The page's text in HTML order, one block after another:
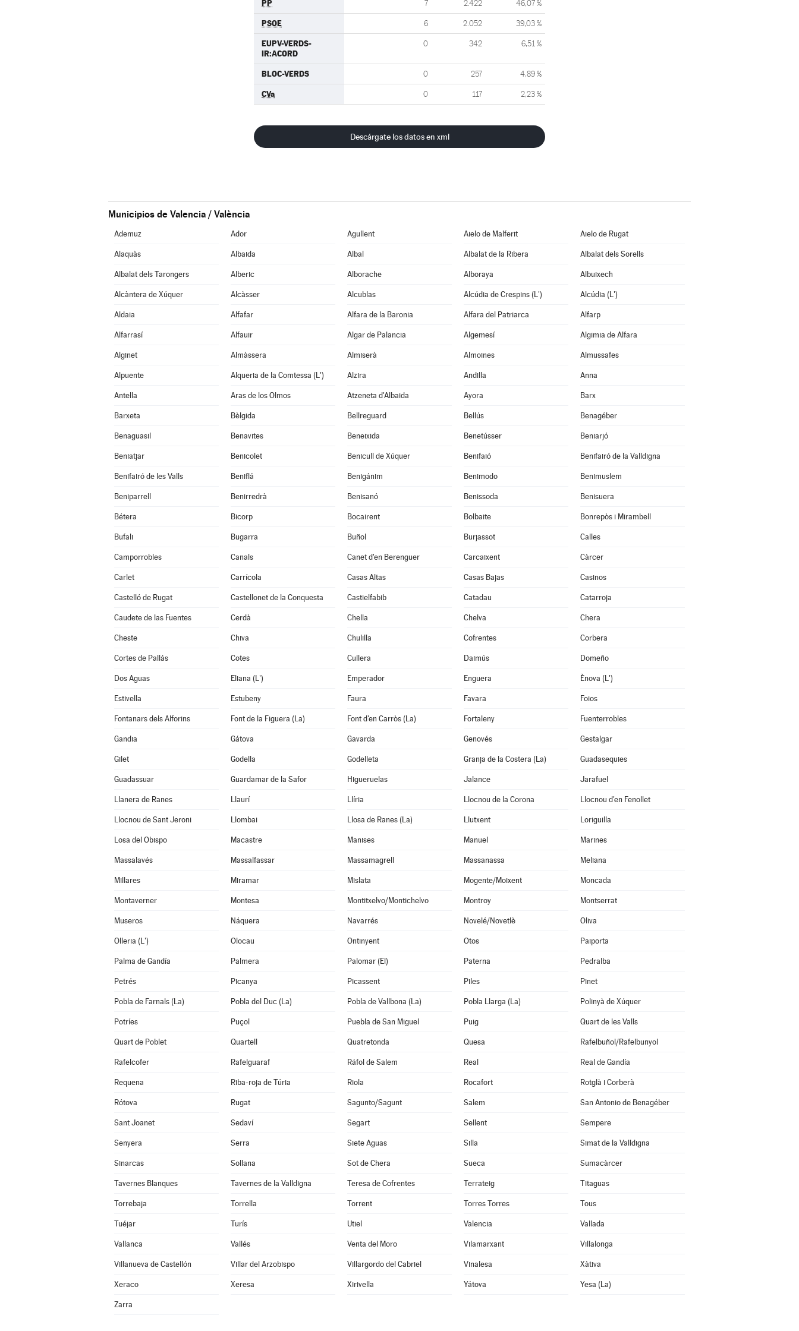
PP 7 2.422 46,07 %
PSOE 6 2.052 39,03 %
EUPV-VERDS-
IR:ACORD
0 342 6,51 %
BLOC-VERDS 0 257 4,89 %
CVa 0 117 2,23 %
Descárgate los datos en xml
Municipios de Valencia / València
Ademuz Ador Agullent Aielo de Malferit Aielo de Rugat
Alaquàs Albaida Albal Albalat de la Ribera Albalat dels Sorells
Albalat dels Tarongers Alberic Alborache Alboraya Albuixech
Alcàntera de Xúquer Alcàsser Alcublas Alcúdia de Crespins (L') Alcúdia (L')
Aldaia Alfafar Alfara de la Baronia Alfara del Patriarca Alfarp
Alfarrasí Alfauir Algar de Palancia Algemesí Algimia de Alfara
Alginet Almàssera Almiserà Almoines Almussafes
Alpuente Alqueria de la Comtessa (L') Alzira Andilla Anna
Antella Aras de los Olmos Atzeneta d'Albaida Ayora Barx
Barxeta Bèlgida Bellreguard Bellús Benagéber
Benaguasil Benavites Beneixida Benetússer Beniarjó
Beniatjar Benicolet Benicull de Xúquer Benifaió Benifairó de la Valldigna
Benifairó de les Valls Beniflá Benigánim Benimodo Benimuslem
Beniparrell Benirredrà Benisanó Benissoda Benisuera
Bétera Bicorp Bocairent Bolbaite Bonrepòs i Mirambell
Bufali Bugarra Buñol Burjassot Calles
Camporrobles Canals Canet d'en Berenguer Carcaixent Càrcer
Carlet Carrícola Casas Altas Casas Bajas Casinos
Castelló de Rugat Castellonet de la Conquesta Castielfabib Catadau Catarroja
Caudete de las Fuentes Cerdà Chella Chelva Chera
Cheste Chiva Chulilla Cofrentes Corbera
Cortes de Pallás Cotes Cullera Daimús Domeño
Dos Aguas Eliana (L') Emperador Enguera Ènova (L')
Estivella Estubeny Faura Favara Foios
Fontanars dels Alforins Font de la Figuera (La) Font d'en Carròs (La) Fortaleny Fuenterrobles
Gandia Gátova Gavarda Genovés Gestalgar
Gilet Godella Godelleta Granja de la Costera (La) Guadasequies
Guadassuar Guardamar de la Safor Higueruelas Jalance Jarafuel
Llanera de Ranes Llaurí Llíria Llocnou de la Corona Llocnou d'en Fenollet
Llocnou de Sant Jeroni Llombai Llosa de Ranes (La) Llutxent Loriguilla
Losa del Obispo Macastre Manises Manuel Marines
Massalavés Massalfassar Massamagrell Massanassa Meliana
Millares Miramar Mislata Mogente/Moixent Moncada
Montaverner Montesa Montitxelvo/Montichelvo Montroy Montserrat
Museros Náquera Navarrés Novelé/Novetlè Oliva
Olleria (L') Olocau Ontinyent Otos Paiporta
Palma de Gandía Palmera Palomar (El) Paterna Pedralba
Petrés Picanya Picassent Piles Pinet
Pobla de Farnals (La) Pobla del Duc (La) Pobla de Vallbona (La) Pobla Llarga (La) Polinyà de Xúquer
Potríes Puçol Puebla de San Miguel Puig Quart de les Valls
Quart de Poblet Quartell Quatretonda Quesa Rafelbuñol/Rafelbunyol
Rafelcofer Rafelguaraf Ráfol de Salem Real Real de Gandía
Requena Riba-roja de Túria Riola Rocafort Rotglà i Corberà
Rótova Rugat Sagunto/Sagunt Salem San Antonio de Benagéber
Sant Joanet Sedaví Segart Sellent Sempere
Senyera Serra Siete Aguas Silla Simat de la Valldigna
Sinarcas Sollana Sot de Chera Sueca Sumacàrcer
Tavernes Blanques Tavernes de la Valldigna Teresa de Cofrentes Terrateig Titaguas
Torrebaja Torrella Torrent Torres Torres Tous
Tuéjar Turís Utiel Valencia Vallada
Vallanca Vallés Venta del Moro Vilamarxant Villalonga
Villanueva de Castellón Villar del Arzobispo Villargordo del Cabriel Vinalesa Xàtiva
Xeraco Xeresa Xirivella Yátova Yesa (La)
Zarra